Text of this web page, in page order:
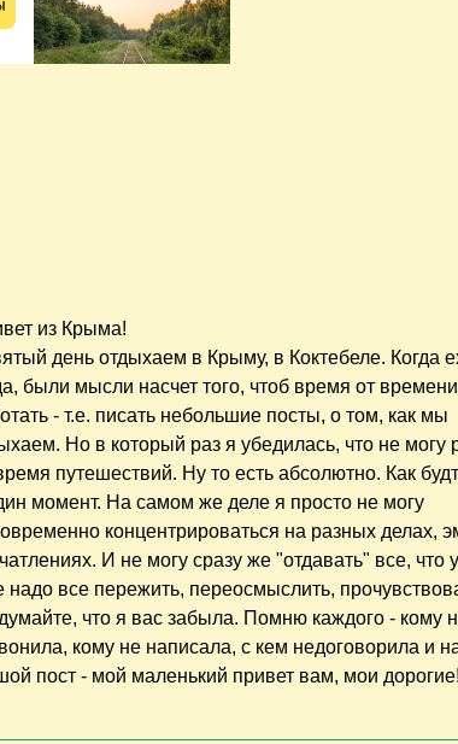
из Крыма!
день отдыхаем в Крыму, в Коктебеле. Когда
были мысли насчет того, чтоб время от времени
- т.е. писать небольшие посты, о том, как мы
Но в который раз я убедилась, что не могу
путешествий. Ну то есть абсолютно. Как
момент. На самом же деле я просто не могу
концентрироваться на разных делах,
И не могу сразу же "отдавать" все, что
надо все пережить, переосмыслить,
что я вас забыла. Помню каждого - кому
кому не написала, с кем недоговорила и
пост - мой маленький привет вам, мои